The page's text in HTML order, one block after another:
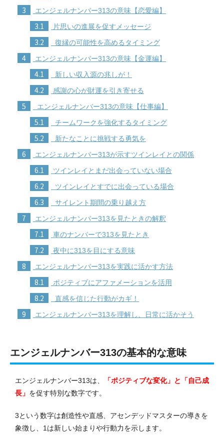
3 エンジェルナンバー313の意味【恋愛編】
3.1 片思いの進展を促すメッセージ
3.2 復縁の可能性を高めるタイミング
4 エンジェルナンバー313の意味【金運編】
4.1 新しい収入源の兆しが！
4.2 感謝の心が財運を引き寄せる
5 エンジェルナンバー313の意味【仕事編】
5.1 チームワークを強化するタイミング
5.2 新たなことに挑戦する勇気を
6 エンジェルナンバー313が示すツインレイとの関係
6.1 ツインレイとまだ出会っていない場合
6.2 ツインレイとすでに出会っている場合
6.3 サイレント期間の乗り越え方
7 エンジェルナンバー313を見たときの解釈
7.1 車のナンバーで313を見たとき
7.2 夜中に313を目にする意味
8 エンジェルナンバー313を実践に活かす方法
8.1 ポジティブにアファメーションを活用
8.2 直感を信じた行動がカギ！
9 エンジェルナンバー313を理解し、日常に活かそう
エンジェルナンバー313の基本的な意味
エンジェルナンバー313は、
「ポジティブな変化」と「自己成
長」 を促す特別な数字です。
3という数字は創造性や直感、アセンデッドマスターの導きを
象徴し、1は新しい始まりや行動力を示します。